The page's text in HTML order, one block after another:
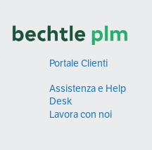
Portale Clienti
Assistenza e Help
Desk
Lavora con noi